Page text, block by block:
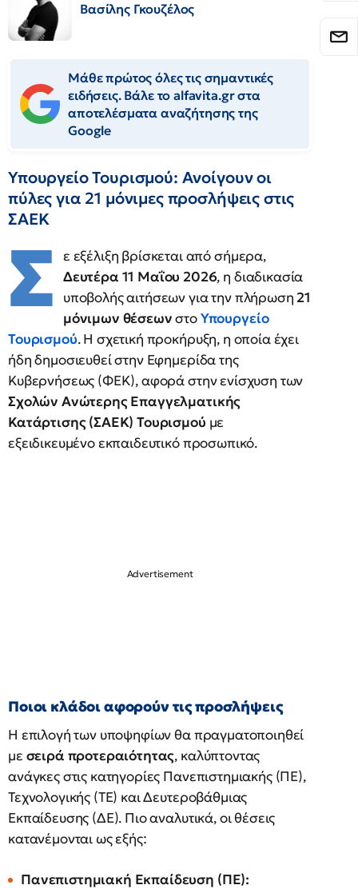
Βασίλης Γκουζέλος
Μάθε πρώτος όλες τις σημαντικές
ειδήσεις. Βάλε το alfavita.gr στα
αποτελέσματα αναζήτησης της
Google
Υπουργείο Τουρισμού: Ανοίγουν οι
πύλες για 21 μόνιμες προσλήψεις στις
ΣΑΕΚ
Σ ε εξέλιξη βρίσκεται από σήμερα,
Δευτέρα 11 Μαΐου 2026, η διαδικασία
υποβολής αιτήσεων για την πλήρωση 21
μόνιμων θέσεωνστοΥπουργείο
Τουρισμού. Η σχετική προκήρυξη, η οποία έχει
ήδη δημοσιευθεί στην Εφημερίδα της
Κυβερνήσεως (ΦΕΚ), αφορά στην ενίσχυση των
Σχολών Ανώτερης Επαγγελματικής
Κατάρτισης (ΣΑΕΚ) Τουρισμού με
εξειδικευμένο εκπαιδευτικό προσωπικό.
Ποιοι κλάδοι αφορούν τις προσλήψεις
Η επιλογή των υποψηφίων θα πραγματοποιηθεί
με σειρά προτεραιότητας, καλύπτοντας
ανάγκες στις κατηγορίες Πανεπιστημιακής (ΠΕ),
Τεχνολογικής (ΤΕ) και Δευτεροβάθμιας
Εκπαίδευσης (ΔΕ). Πιο αναλυτικά, οι θέσεις
κατανέμονται ως εξής:
Πανεπιστημιακή Εκπαίδευση (ΠΕ):